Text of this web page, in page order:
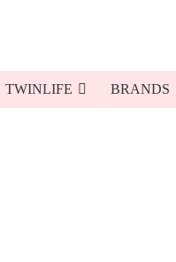
TWINLIFE
BRANDS